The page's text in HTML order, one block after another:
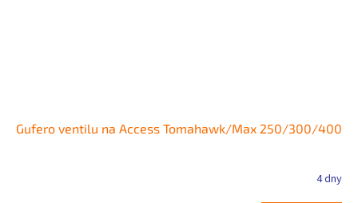
Gufero ventilu na Access Tomahawk/Max 250/300/400
4 dny